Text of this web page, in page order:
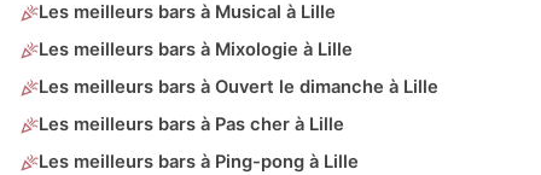
Les meilleurs bars à Musical à Lille
Les meilleurs bars à Mixologie à Lille
Les meilleurs bars à Ouvert le dimanche à Lille
Les meilleurs bars à Pas cher à Lille
Les meilleurs bars à Ping-pong à Lille